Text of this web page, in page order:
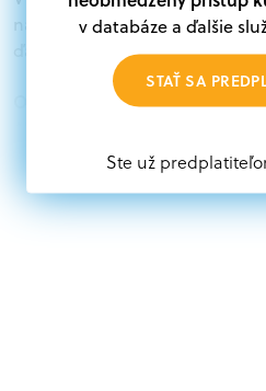
nájdete aktuálne výzvy z
ďalších zdrojov.
Oprávnení partneri:
subjekt, komerčný alebo
mimovládne organizácie
Nórsku alebo na Slovensku,
v databáze a ďalšie
STAŤ SA
Ste už